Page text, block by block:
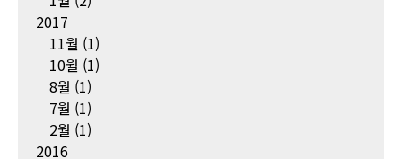
2017
11월 (1)
10월 (1)
8월 (1)
7월 (1)
2월 (1)
2016